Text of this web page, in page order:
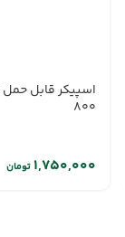
800
تومان